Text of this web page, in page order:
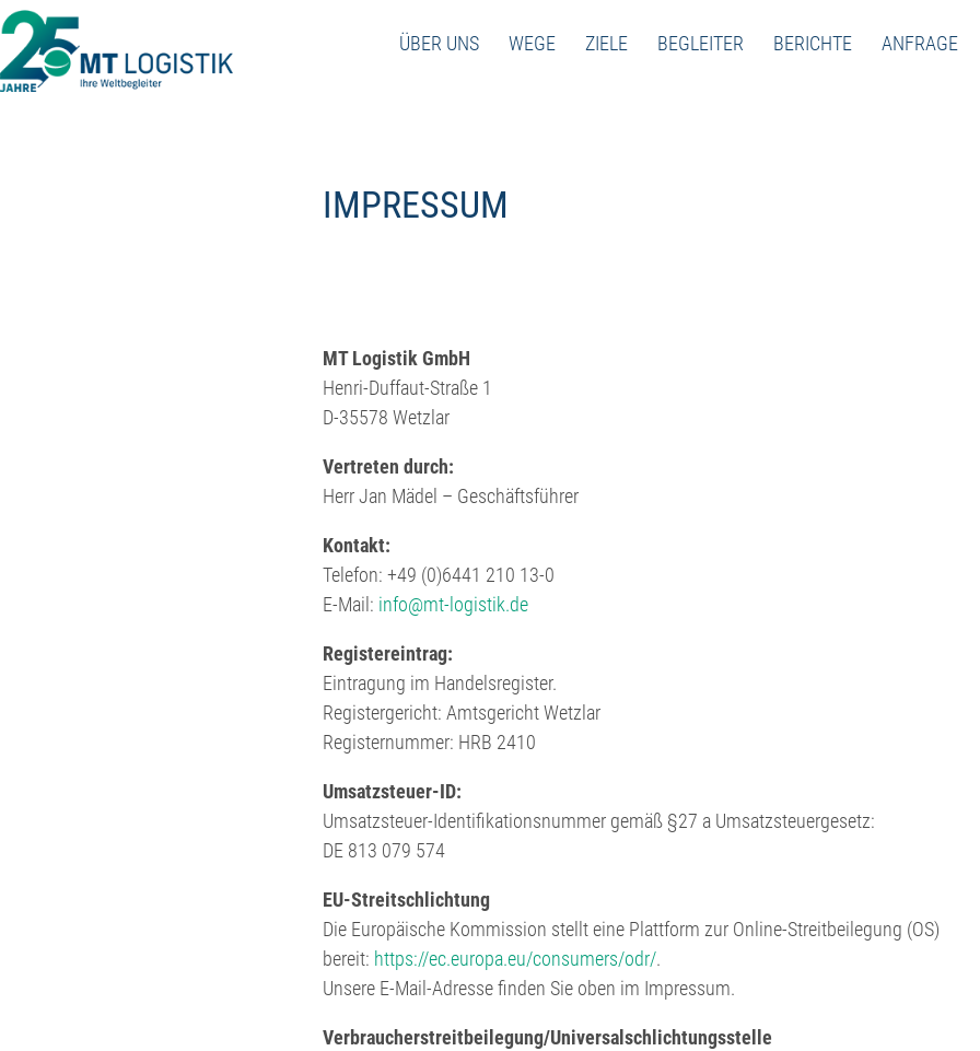
Skip
content
ÜBER UNS WEGE ZIELE BEGLEITER BERICHTE ANFRAGE
IMPRESSUM
MT Logistik GmbH
Henri-Duffaut-Straße 1
D-35578 Wetzlar
Vertreten durch:
Herr Jan Mädel – Geschäftsführer
Kontakt:
Telefon: +49 (0)6441 210 13-0
E-Mail: info@mt-logistik.de
Registereintrag:
Eintragung im Handelsregister.
Registergericht: Amtsgericht Wetzlar
Registernummer: HRB 2410
Umsatzsteuer-ID:
Umsatzsteuer-Identifikationsnummer gemäß §27 a Umsatzsteuergesetz:
DE 813 079 574
EU-Streitschlichtung
Die Europäische Kommission stellt eine Plattform zur Online-Streitbeilegung (OS)
bereit: https://ec.europa.eu/consumers/odr/.
Unsere E-Mail-Adresse finden Sie oben im Impressum.
Verbraucherstreitbeilegung/Universalschlichtungsstelle